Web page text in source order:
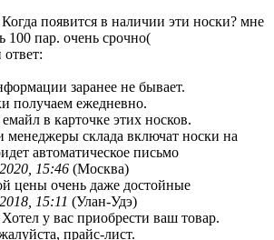
Когда появится в наличии эти носки? мне
100 пар. очень срочно(
заранее не бывает.
получаем ежедневно.
в карточке этих носков.
менеджеры склада включат носки на
автоматическое письмо
15:46 (Москва)
цены очень даже достойные
15:11 (Улан-Удэ)
у вас приобрести ваш товар.
прайс-лист.